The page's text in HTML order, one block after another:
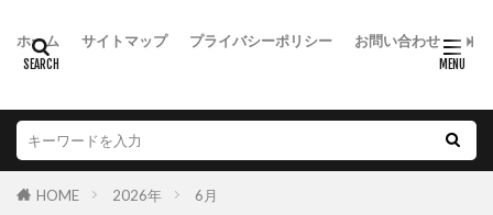
ホーム サイトマップ プライバシーポリシー お問い合わせ
HOME 2026年 6月